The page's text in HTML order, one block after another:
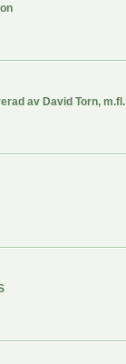
av David Torn, m.fl.